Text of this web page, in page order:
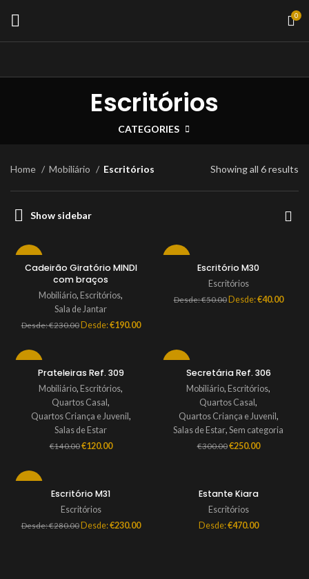
0
Escritórios
CATEGORIES
Home Mobiliário Escritórios Showing all 6 results
Show sidebar
Cadeirão Giratório MINDI
com braços
Mobiliário, Escritórios,
Sala de Jantar
Desde:€230.00 Desde:€190.00
Escritório M30
Escritórios
Desde:€50.00 Desde:€40.00
Prateleiras Ref. 309
Mobiliário, Escritórios,
Quartos Casal ,
Quartos Criança e Juvenil ,
Salas de Estar
€140.00€120.00
Secretária Ref. 306
Mobiliário, Escritórios,
Quartos Casal ,
Quartos Criança e Juvenil ,
Salas de Estar, Sem categoria
€300.00€250.00
Escritório M31
Escritórios
Desde:€280.00 Desde:€230.00
Estante Kiara
Escritórios
Desde:€470.00